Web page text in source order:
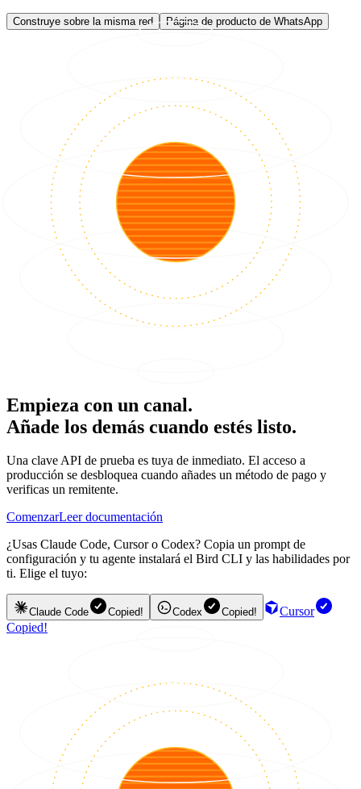
Construye sobre la misma red Página de producto de WhatsApp
Empieza con un canal.
Añade los demás cuando estés listo.
Una clave API de prueba es tuya de inmediato. El acceso a
producción se desbloquea cuando añades un método de pago y
verificas un remitente.
ComenzarLeer documentación
¿Usas Claude Code, Cursor o Codex? Copia un prompt de
configuración y tu agente instalará el Bird CLI y las habilidades por
ti. Elige el tuyo:
Claude Code Copied! Codex Copied!
Cursor
Copied!